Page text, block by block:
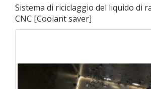
Sistema di riciclaggio del liquido di
CNC [Coolant saver]